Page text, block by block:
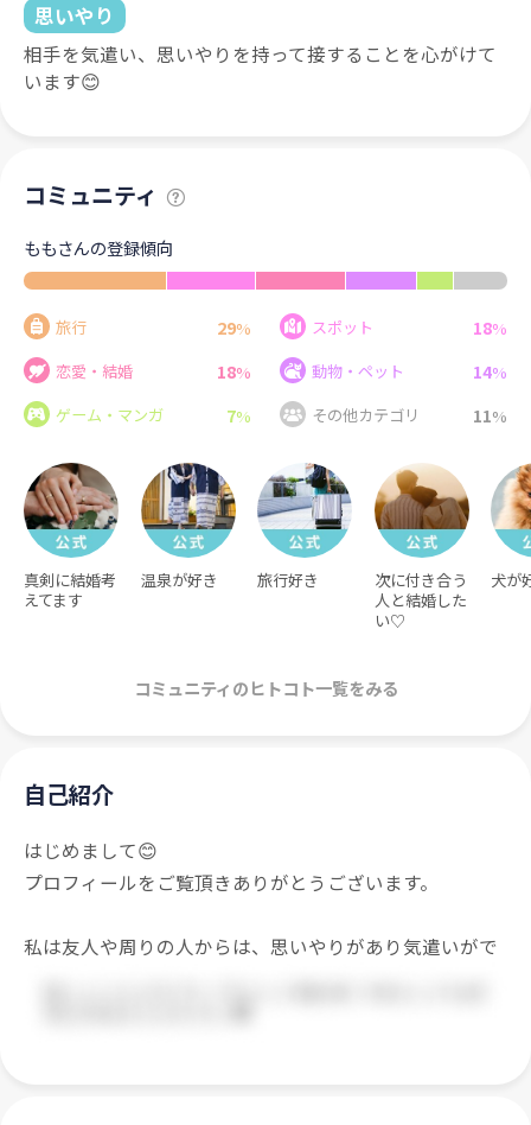
思いやり
相手を気遣い、思いやりを持って接することを心がけて
います😊
コミュニティ
ももさんの登録傾向
旅行 29% スポット 18%
恋愛・結婚
18% 動物・ペット 14%
ゲーム・マンガ
7% その他カテゴリ 11%
真剣に結婚考
えてます
温泉が好き 旅行好き
次に付き合う
人と結婚した
い♡
犬が
コミュニティのヒトコト一覧をみる
自己紹介
はじめまして😊
プロフィールをご覧頂きありがとうございます。
私は友人や周りの人からは、思いやりがあり気遣いがで